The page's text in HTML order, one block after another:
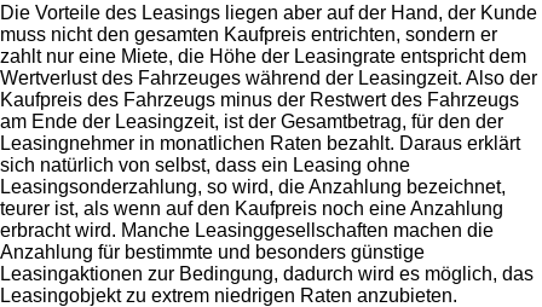
Die Vorteile des Leasings liegen aber auf der Hand, der Kunde
muss nicht den gesamten Kaufpreis entrichten, sondern er
zahlt nur eine Miete, die Höhe der Leasingrate entspricht dem
Wertverlust des Fahrzeuges während der Leasingzeit. Also der
Kaufpreis des Fahrzeugs minus der Restwert des Fahrzeugs
am Ende der Leasingzeit, ist der Gesamtbetrag, für den der
Leasingnehmer in monatlichen Raten bezahlt. Daraus erklärt
sich natürlich von selbst, dass ein Leasing ohne
Leasingsonderzahlung, so wird, die Anzahlung bezeichnet,
teurer ist, als wenn auf den Kaufpreis noch eine Anzahlung
erbracht wird. Manche Leasinggesellschaften machen die
Anzahlung für bestimmte und besonders günstige
Leasingaktionen zur Bedingung, dadurch wird es möglich, das
Leasingobjekt zu extrem niedrigen Raten anzubieten.